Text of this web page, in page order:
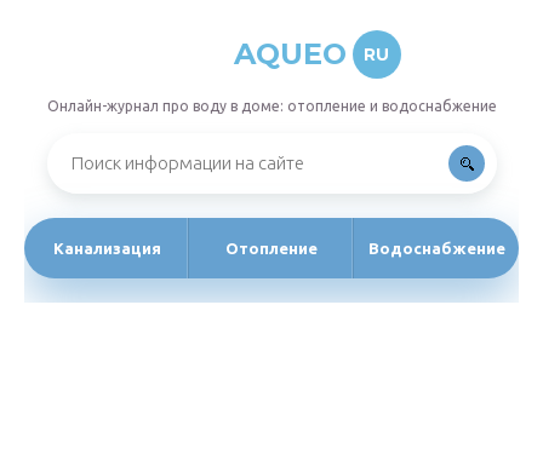
AQUEO RU
Онлайн-журнал про воду в доме: отопление и водоснабжение
Канализация Отопление Водоснабжение